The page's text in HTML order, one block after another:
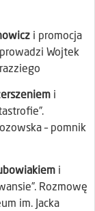
i promocja
Wojtek
i
– pomnik
i
Rozmowę
im. Jacka